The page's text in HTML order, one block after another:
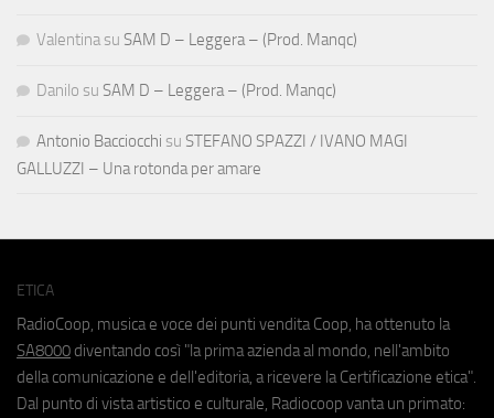
Valentina su SAM D – Leggera – (Prod. Manqc)
Danilo su SAM D – Leggera – (Prod. Manqc)
Antonio Bacciocchi su STEFANO SPAZZI / IVANO MAGI
GALLUZZI – Una rotonda per amare
ETICA
RadioCoop, musica e voce dei punti vendita Coop, ha ottenuto la
SA8000 diventando così "la prima azienda al mondo, nell'ambito
della comunicazione e dell'editoria, a ricevere la Certificazione etica".
Dal punto di vista artistico e culturale, Radiocoop vanta un primato: